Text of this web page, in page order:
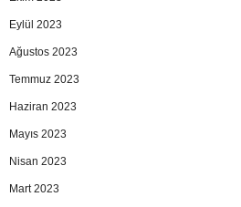
Eylül 2023
Ağustos 2023
Temmuz 2023
Haziran 2023
Mayıs 2023
Nisan 2023
Mart 2023